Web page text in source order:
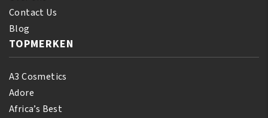
Contact Us
Blog
TOPMERKEN
A3 Cosmetics
Adore
Africa’s Best